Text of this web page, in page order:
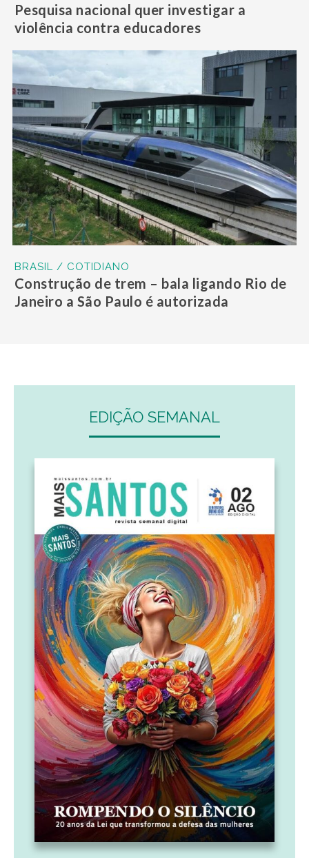
Pesquisa nacional quer investigar a
violência contra educadores
BRASIL / COTIDIANO
Construção de trem – bala ligando Rio de
Janeiro a São Paulo é autorizada
EDIÇÃO SEMANAL